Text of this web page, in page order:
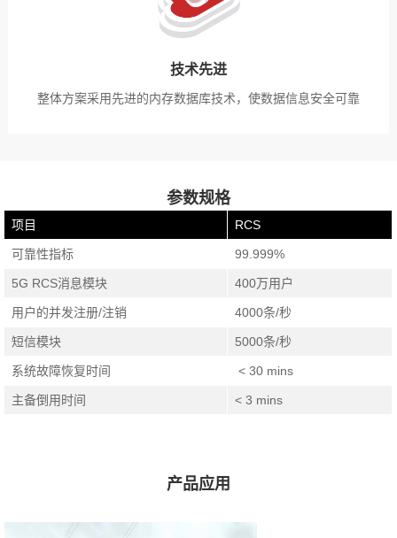
技术先进
整体方案采用先进的内存数据库技术，使数据信息安全可靠
参数规格
项目 RCS
可靠性指标 99.999%
5G RCS消息模块 400万用户
用户的并发注册/注销 4000条/秒
短信模块 5000条/秒
系统故障恢复时间 < 30 mins
主备倒用时间 < 3 mins
产品应用